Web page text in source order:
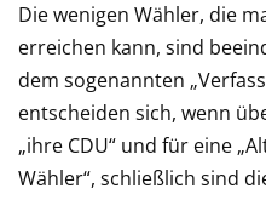
Die wenigen Wähler, die
erreichen kann, sind
dem sogenannten
entscheiden sich, wenn
„ihre CDU“ und für eine
Wähler“, schließlich sind